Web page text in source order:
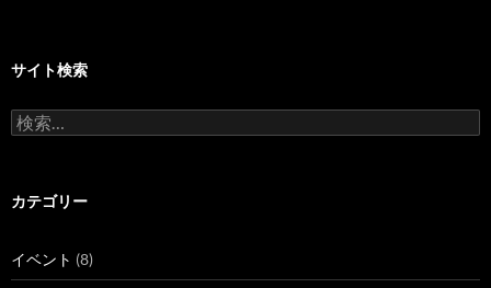
サイト検索
検
索:
カテゴリー
イベント (8)